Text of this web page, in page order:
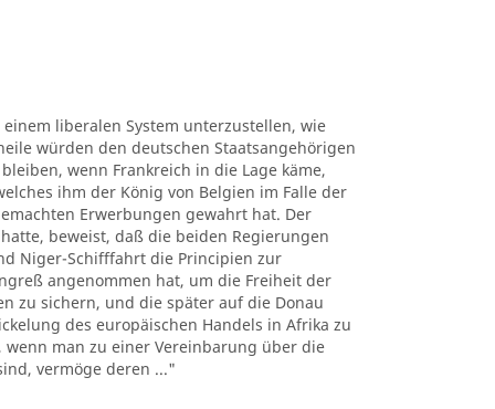
liberalen System unterzustellen, wie
würden den deutschen Staatsangehörigen
wenn Frankreich in die Lage käme,
ihm der König von Belgien im Falle der
Erwerbungen gewahrt hat. Der
beweist, daß die beiden Regierungen
Niger-Schifffahrt die Principien zur
angenommen hat, um die Freiheit der
zu sichern, und die später auf die Donau
des europäischen Handels in Afrika zu
man zu einer Vereinbarung über die
vermöge deren ..."